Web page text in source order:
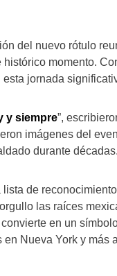
del nuevo rótulo
momento.
esta jornada
y siempre”,
imágenes del
durante décadas.
de
las raíces
en un
Nueva York y más